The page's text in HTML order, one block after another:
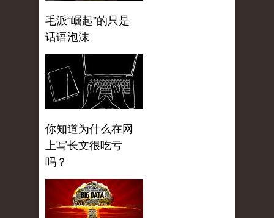
毛派“崛起”的只是
话语泡沫
你知道为什么在网
上写长文很吃亏
吗？